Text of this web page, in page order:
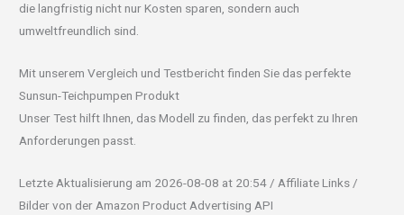
die langfristig nicht nur Kosten sparen, sondern auch
umweltfreundlich sind.
Mit unserem Vergleich und Testbericht finden Sie das perfekte
Sunsun-Teichpumpen Produkt
Unser Test hilft Ihnen, das Modell zu finden, das perfekt zu Ihren
Anforderungen passt.
Letzte Aktualisierung am 2026-08-08 at 20:54 / Affiliate Links /
Bilder von der Amazon Product Advertising API